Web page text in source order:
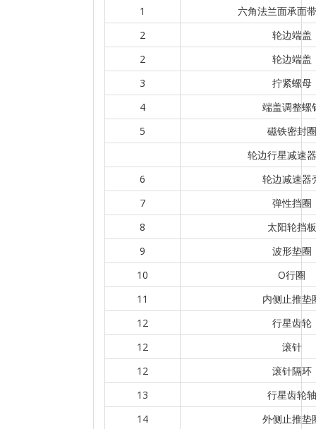
1
六角法兰面承面
2
轮边端盖
2
轮边端盖
3
拧紧螺母
4
端盖调整螺
5
磁铁密封圈
轮边行星减速
6
轮边减速器
7
弹性挡圈
8
太阳轮挡板
9
波形垫圈
10
O行圈
11
内侧止推垫
12
行星齿轮
12
滚针
12
滚针隔环
13
行星齿轮轴
14
外侧止推垫